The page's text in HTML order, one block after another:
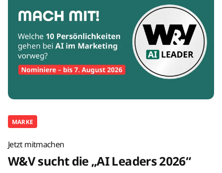
MARKE
Jetzt mitmachen
W&V sucht die „AI Leaders 2026“